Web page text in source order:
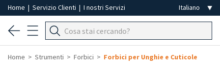
Home | Servizio Clienti | I nostri Servizi
Home Strumenti Forbici Forbici per Unghie e Cuticole